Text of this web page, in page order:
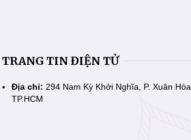
TRANG TIN ĐIỆN TỬ
Địa chỉ: 294 Nam Kỳ Khởi Nghĩa, P. Xuân Hòa,
TP.HCM